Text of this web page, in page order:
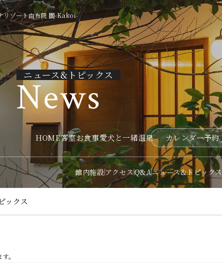
リゾート由布院 圍-Kakoi-
ニュース&トピックス
News
HOME客室お食事愛犬と一緒温泉 カレンダー予約
館内施設 アクセスQ&Aニュース&トピックス
ックス
。